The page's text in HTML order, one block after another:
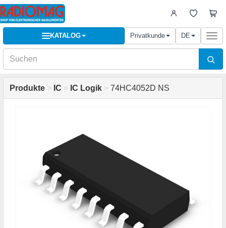
KATALOG Privatkunde DE
Produkte > IC > IC Logik > 74HC4052D NS